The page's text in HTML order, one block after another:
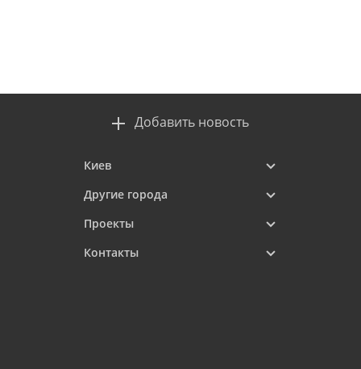
Добавить новость
Киев
Другие города
Проекты
Контакты